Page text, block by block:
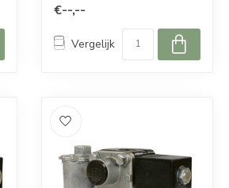
€--,--
Vergelijk